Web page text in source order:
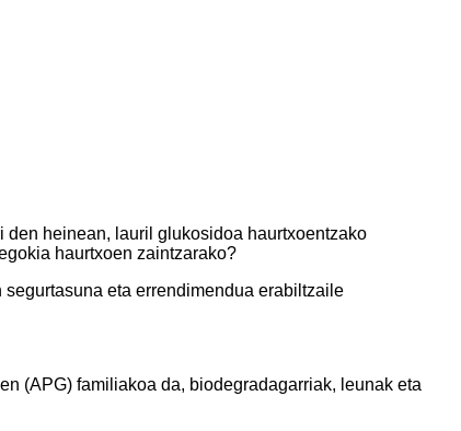
den heinean, lauril glukosidoa haurtxoentzako
haurtxoen zaintzarako?
eta errendimendua erabiltzaile
(APG) familiakoa da, biodegradagarriak, leunak eta